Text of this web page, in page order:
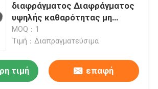
διαφράγματος Διαφράγματος
υψηλής καθαρότητας μη
βροχόπτωση Ανθεκτική σε
οξέα και αλκαλίες Σφραγίδα
MOQ：1
Τιμή：Διαπραγματεύσιμα
τιμή επαφή